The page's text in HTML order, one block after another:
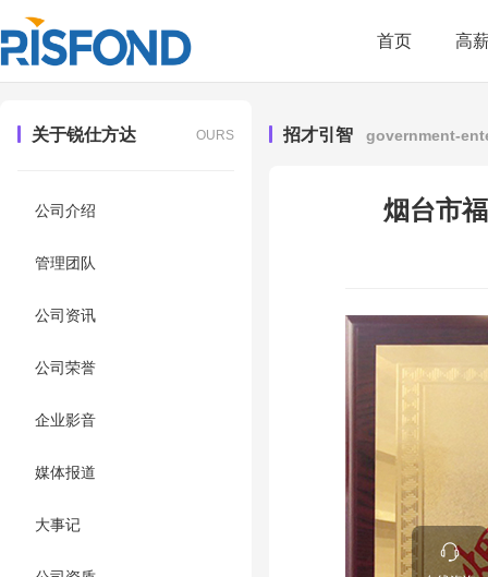
首页 高
关于锐仕方达 OURS
公司介绍
管理团队
公司资讯
公司荣誉
企业影音
媒体报道
大事记
招才引智 government-
烟台市